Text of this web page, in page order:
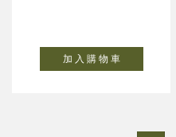
加 入 購 物 車